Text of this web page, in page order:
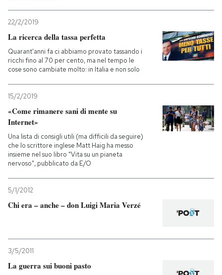
22/2/2019
La ricerca della tassa perfetta
Quarant'anni fa ci abbiamo provato tassando i
ricchi fino al 70 per cento, ma nel tempo le
cose sono cambiate molto: in Italia e non solo
15/2/2019
«Come rimanere sani di mente su
Internet»
Una lista di consigli utili (ma difficili da seguire)
che lo scrittore inglese Matt Haig ha messo
insieme nel suo libro "Vita su un pianeta
nervoso", pubblicato da E/O
5/1/2012
Chi era – anche – don Luigi Maria Verzé
3/5/2011
La guerra sui buoni pasto